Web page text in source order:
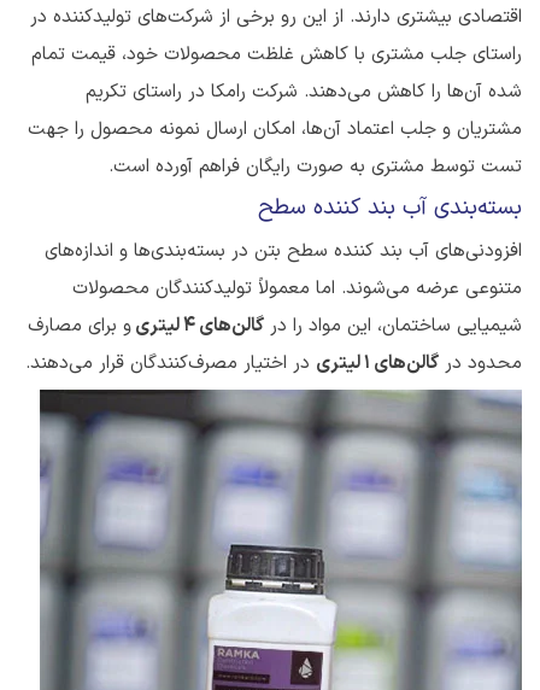
اقتصادی بیشتری دارند. از این رو برخی از شرکت‌های تولیدکننده در
راستای جلب مشتری با کاهش غلظت محصولات خود، قیمت تمام
شده آن‌ها را کاهش می‌دهند. شرکت رامکا در راستای تکریم
مشتریان و جلب اعتماد آن‌ها، امکان ارسال نمونه محصول را جهت
تست توسط مشتری به صورت رایگان فراهم آورده است.
بسته‌بندی آب بند کننده سطح
افزودنی‌های آب بند کننده سطح بتن در بسته‌بندی‌ها و اندازه‌های
متنوعی عرضه می‌شوند. اما معمولاً تولیدکنندگان محصولات
شیمیایی ساختمان، این مواد را در گالن‌های 4 لیتری
و برای مصارف
محدود در گالن‌های 1 لیتری در اختیار مصرف‌کنندگان قرار می‌دهند.